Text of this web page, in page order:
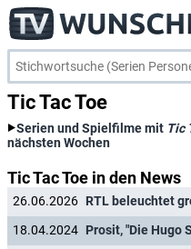
Tic Tac Toe
Serien und Spielfilme mit Tic
nächsten Wochen
Tic Tac Toe in den News
26.06.2026
18.04.2024